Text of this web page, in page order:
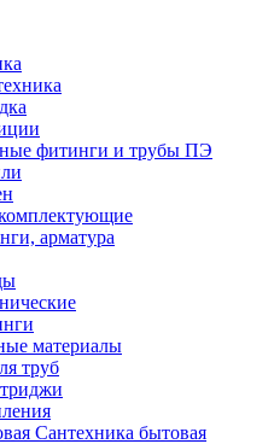
фитинги и трубы ПЭ
арматура
материалы
труб
Сантехника бытовая